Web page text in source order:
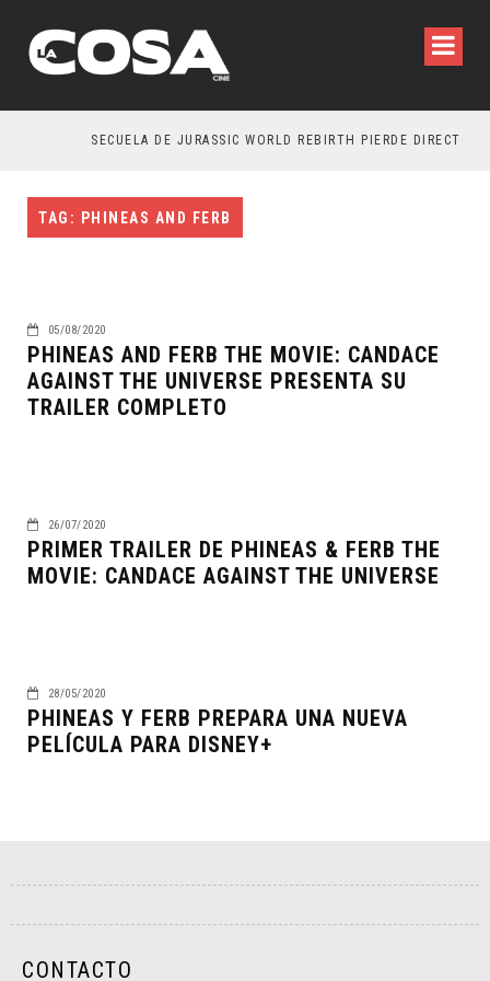
SECUELA DE JURASSIC WORLD REBIRTH PIERDE DIRECTOR
TAG: PHINEAS AND FERB
05/08/2020
PHINEAS AND FERB THE MOVIE: CANDACE
AGAINST THE UNIVERSE PRESENTA SU
TRAILER COMPLETO
26/07/2020
PRIMER TRAILER DE PHINEAS & FERB THE
MOVIE: CANDACE AGAINST THE UNIVERSE
28/05/2020
PHINEAS Y FERB PREPARA UNA NUEVA
PELÍCULA PARA DISNEY+
CONTACTO